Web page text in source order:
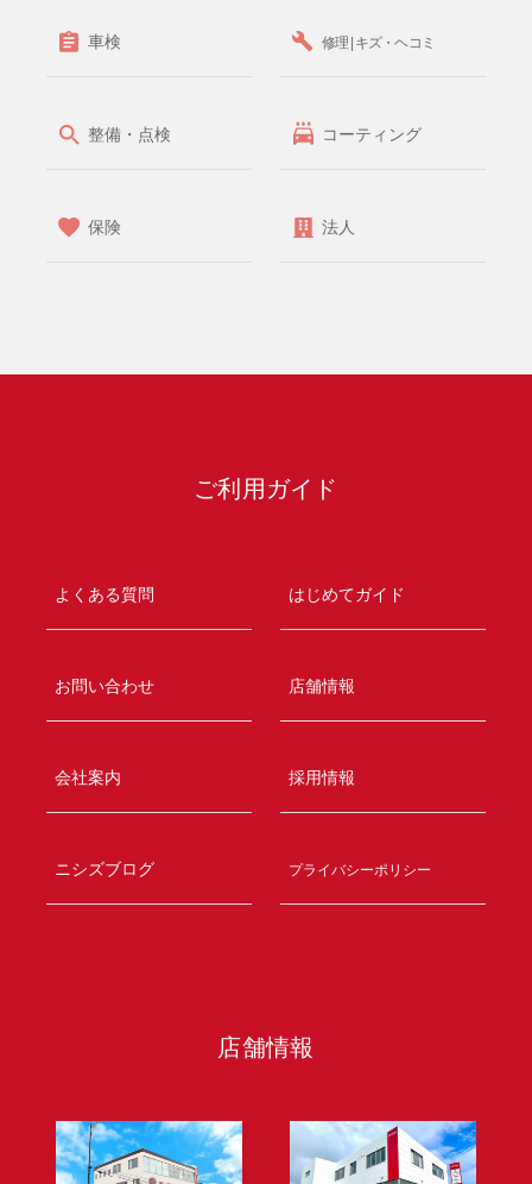
車検 修理 | キズ・ヘコミ
整備・点検 コーティング
保険 法人
ご利用ガイド
よくある質問 はじめてガイド
お問い合わせ 店舗情報
会社案内 採用情報
ニシズブログ プライバシーポリシー
店舗情報